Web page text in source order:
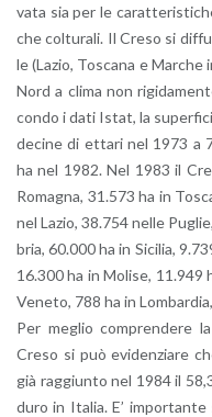
va­ta sia per le
che col­tu­ra­li. Il Creso si
le (Lazio, To­sca­na e
Nord a clima non
con­do i dati Istat, la
de­ci­ne di et­ta­ri nel 1973 a
ha nel 1982. Nel 1983 il
Ro­ma­gna, 31.573 ha in
nel Lazio, 38.754 nelle
bria, 60.000 ha in Si­ci­lia,
16.300 ha in Mo­li­se, 11.949
Ve­ne­to, 788 ha in
Per me­glio com­pren­de­re
Creso si può evi­den­zia­re
già rag­giun­to nel 1984 il
duro in Ita­lia. E’